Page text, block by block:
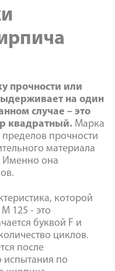
прочности или
на один
случае – это
квадратный. Марка
прочности
материала
Именно она
которой
125 - это
буквой F и
циклов.
после
испытания по